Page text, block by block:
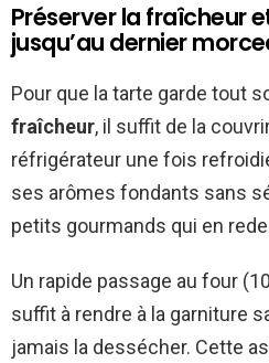
Préserver la fraîcheur
jusqu’au dernier
Pour que la tarte garde tout
fraîcheur, il suffit de la
réfrigérateur une fois
ses arômes fondants sans
petits gourmands qui en
Un rapide passage au four
suffit à rendre à la garniture
jamais la dessécher. Cette